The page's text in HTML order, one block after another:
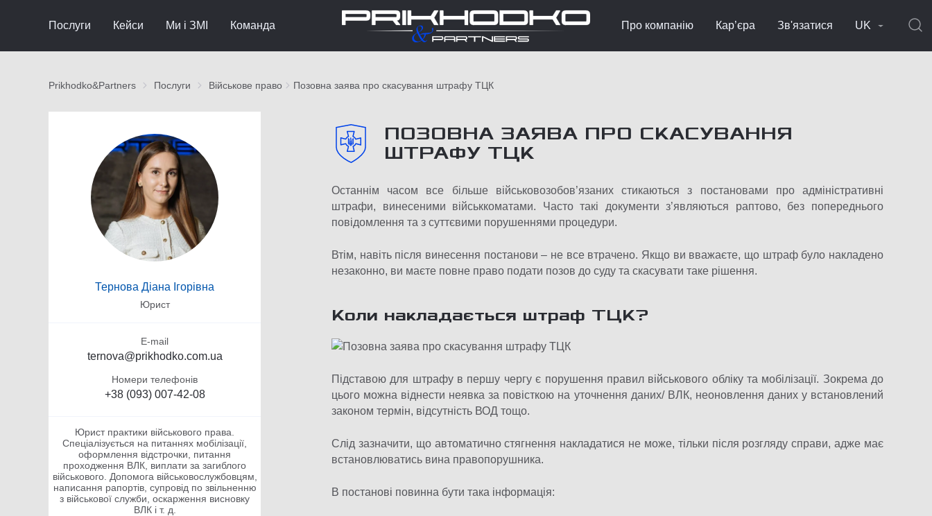
Послуги Кейси Ми і ЗМІ Команда Про компанію Кар’єра Зв'язатися UK
Prikhodko&Partners Послуги Військове право Позовна заява про скасування штрафу ТЦК
Тернова Діана Ігорівна
Юрист
E-mail
ternova@prikhodko.com.ua
Номери телефонів
+38 (093) 007-42-08
Юрист практики військового права.
Спеціалізується на питаннях мобілізації,
оформлення відстрочки, питання
проходження ВЛК, виплати за загиблого
військового. Допомога військовослужбовцям,
написання рапортів, супровід по звільненню
з військової служби, оскарження висновку
ВЛК і т. д.
ПОЗОВНА ЗАЯВА ПРО СКАСУВАННЯ
ШТРАФУ ТЦК
Останнім часом все більше військовозобов’язаних стикаються з постановами про адміністративні
штрафи, винесеними військкоматами. Часто такі документи з’являються раптово, без попереднього
повідомлення та з суттєвими порушеннями процедури.
Втім, навіть після винесення постанови – не все втрачено. Якщо ви вважаєте, що штраф було накладено
незаконно, ви маєте повне право подати позов до суду та скасувати таке рішення.
Коли накладається штраф ТЦК?
Підставою для штрафу в першу чергу є порушення правил військового обліку та мобілізації. Зокрема до
цього можна віднести неявка за повісткою на уточнення даних/ ВЛК, неоновлення даних у встановлений
законом термін, відсутність ВОД тощо.
Слід зазначити, що автоматично стягнення накладатися не може, тільки після розгляду справи, адже має
встановлюватись вина правопорушника.
В постанові повинна бути така інформація: